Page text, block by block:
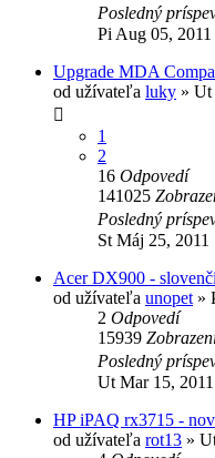
Posledný
Pi Aug 05,
Upgrade MDA
od užívateľa luky » Ut
1
2
16 Odpovedí
141025
Posledný
St Máj 25, 2011
Acer DX900 -
od užívateľa unopet »
2 Odpovedí
15939
Posledný
Ut Mar 15, 2011
HP iPAQ rx3715 -
od užívateľa rot13 »